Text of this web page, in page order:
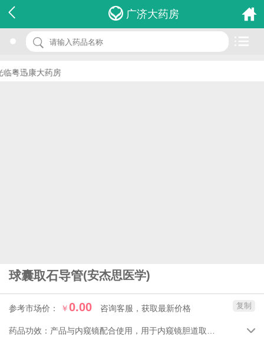
广济大药房
粤迅康大药房
球囊取石导管(安杰思医学)
参考市场价： ￥0.00 咨询客服，获取最新价格
名 称：球囊取石导管
品 牌：(安杰思医学)
复制
药品功效： 